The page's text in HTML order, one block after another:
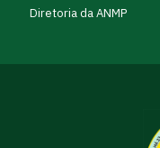
Diretoria da ANMP